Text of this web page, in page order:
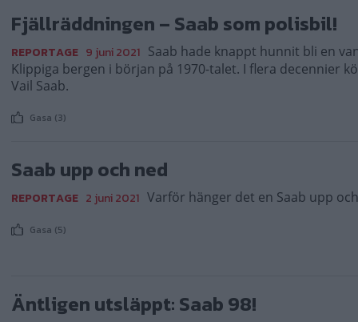
Fjällräddningen – Saab som polisbil!
REPORTAGE 9 juni 2021 Saab hade knappt hunnit bli en
Klippiga bergen i början på 1970-talet. I flera decennier
Vail Saab.
Gasa (3)
Saab upp och ned
REPORTAGE 2 juni 2021 Varför hänger det en Saab upp
Gasa (5)
Äntligen utsläppt: Saab 98!